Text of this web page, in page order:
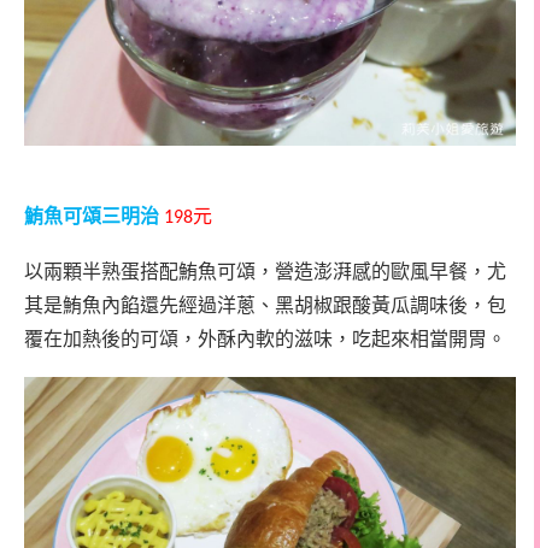
鮪魚可頌三明治 198元
以兩顆半熟蛋搭配鮪魚可頌，營造澎湃感的歐風早餐，尤
其是鮪魚內餡還先經過洋蔥、黑胡椒跟酸黃瓜調味後 ，包
覆在加熱後的可頌，外酥內軟的滋味，吃起來相當開胃。